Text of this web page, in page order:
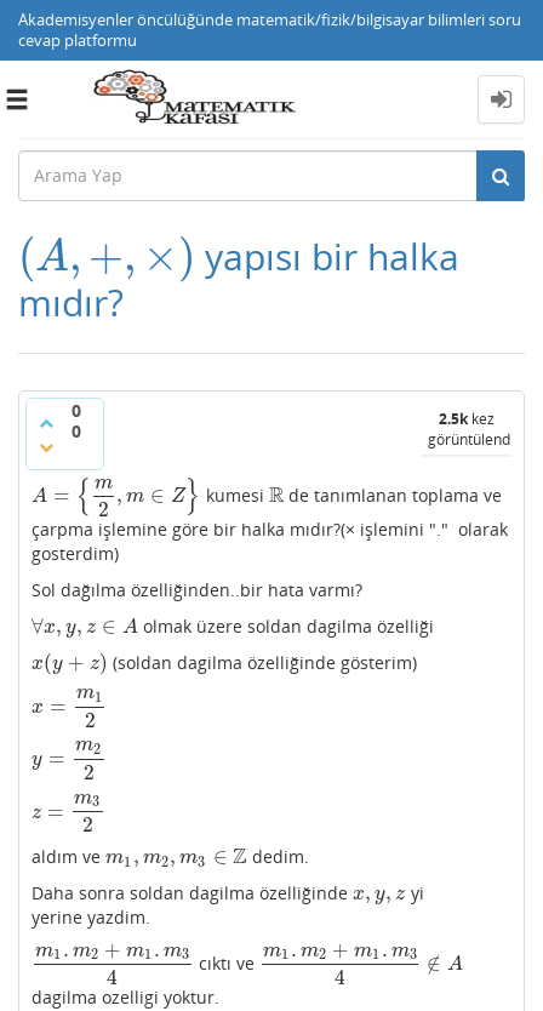
Akademisyenler öncülüğünde matematik/fizik/bilgisayar bilimleri soru
cevap platformu
Toggle
(A, +, ×)
(A,+ ×)
yapısı bir halka
mıdır?
0
0
2.5kkez
görüntülendi
A = { m
2
, m ∈ Z}
A= {m 2, m∈Z} kumesi R
R de tanımlanan toplama ve
çarpma işlemine göre bir halka mıdır?(× işlemini "." olarak
gosterdim)
Sol dağılma özelliğinden..bir hata varmı?
∀x, y, z ∈ A
∀x,y ,z∈A olmak üzere soldan dagilma özelliği
x(y + z)
x(y+ z) (soldan dagilma özelliğinde gösterim)
x = m1
2
x= m 2
y = m2
2
y= m 22
z = m3
2
z=m 32
aldım ve m1 , m2, m3 ∈ Z
m1 m2,m 3∈Z
dedim.
Daha sonra soldan dagilma özelliğinde x, y, z
x,y ,z
yi
yerine yazdim.
m1 . m2 + m1 . m3
4
m1.m2+m1.m34 cıktı ve
m1 . m2 + m1 . m3
4
∉ A
m1.m2+m1.m34∉A
dagilma ozelligi yoktur.